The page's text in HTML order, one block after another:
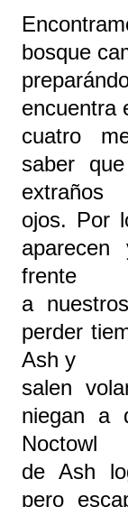
bosque
encuentra
cuatro
saber
extraños
ojos. Por
frente
a
perder
Ash y
salen
niegan a
Noctowl
de Ash
pero